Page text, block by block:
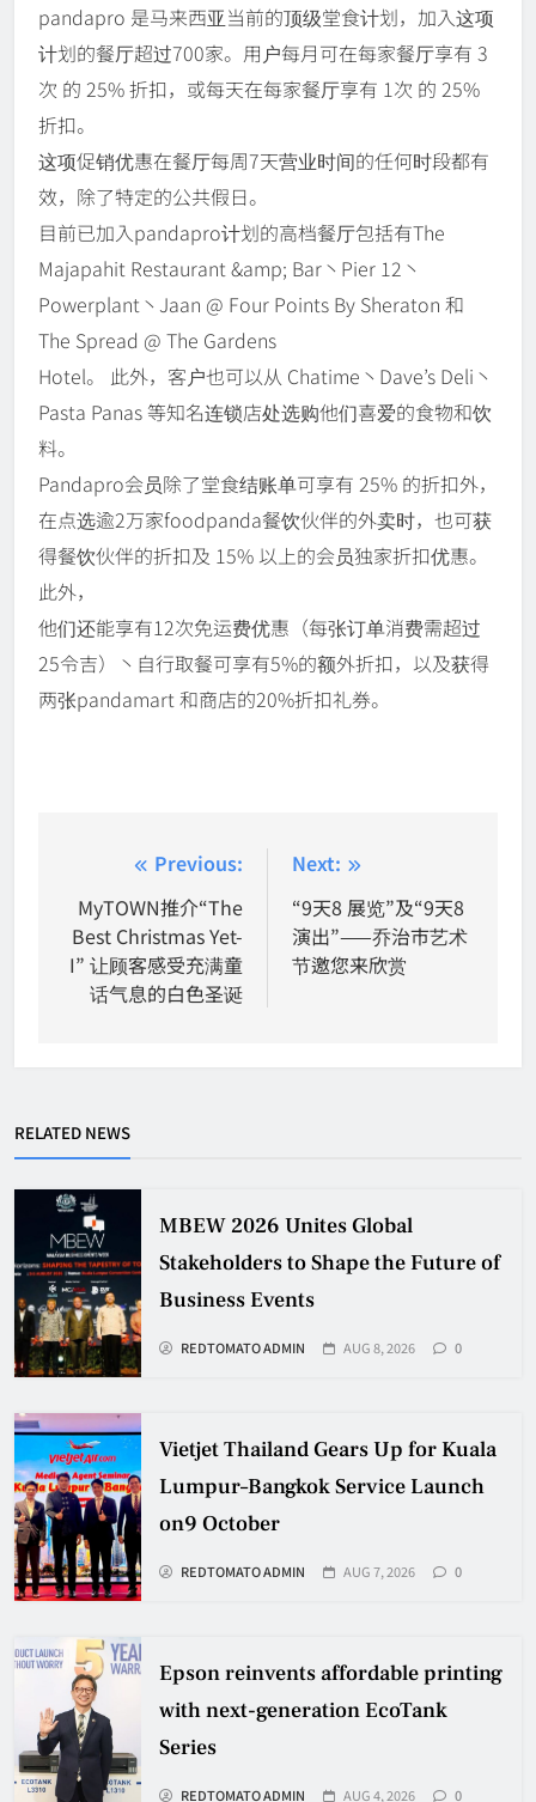
pandapro 是马来西亚当前的顶级堂食计划，加入这项
计划的餐厅超过700家。用户每月可在每家餐厅享有 3
次 的 25% 折扣，或每天在每家餐厅享有 1次 的 25%
折扣。
这项促销优惠在餐厅每周7天营业时间的任何时段都有
效，除了特定的公共假日。
目前已加入pandapro计划的高档餐厅包括有The
Majapahit Restaurant &amp; Bar丶Pier 12丶
Powerplant丶Jaan @ Four Points By Sheraton 和
The Spread @ The Gardens
Hotel。 此外，客户也可以从 Chatime丶Dave’s Deli丶
Pasta Panas 等知名连锁店处选购他们喜爱的食物和饮
料。
Pandapro会员除了堂食结账单可享有 25% 的折扣外，
在点选逾2万家foodpanda餐饮伙伴的外卖时，也可获
得餐饮伙伴的折扣及 15% 以上的会员独家折扣优惠。
此外，
他们还能享有12次免运费优惠（每张订单消费需超过
25令吉）丶自行取餐可享有5%的额外折扣，以及获得
两张pandamart 和商店的20%折扣礼券。
navigation
Previous:
MyTOWN推介“The
Best Christmas Yet-
I” 让顾客感受充满童
话气息的白色圣诞
Next:
“9天8 展览”及“9天8
演出”——乔治市艺术
节邀您来欣赏
RELATED NEWS
MBEW 2026 Unites Global
Stakeholders to Shape the Future of
Business Events
REDTOMATO ADMIN AUG 8, 2026 0
Vietjet Thailand Gears Up for Kuala
Lumpur–Bangkok Service Launch
on9 October
REDTOMATO ADMIN AUG 7, 2026 0
Epson reinvents affordable printing
with next-generation EcoTank
Series
REDTOMATO ADMIN AUG 4, 2026 0